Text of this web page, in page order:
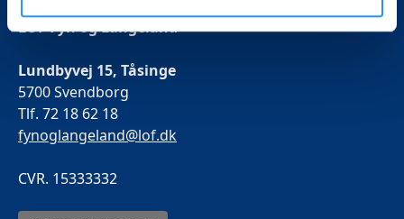
LOF Fyn og Langeland
Lundbyvej 15, Tåsinge
5700 Svendborg
Tlf. 72 18 62 18
fynoglangeland@lof.dk
CVR. 15333332